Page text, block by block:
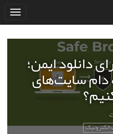
دانلود ایمن؛
دام سایت‌های